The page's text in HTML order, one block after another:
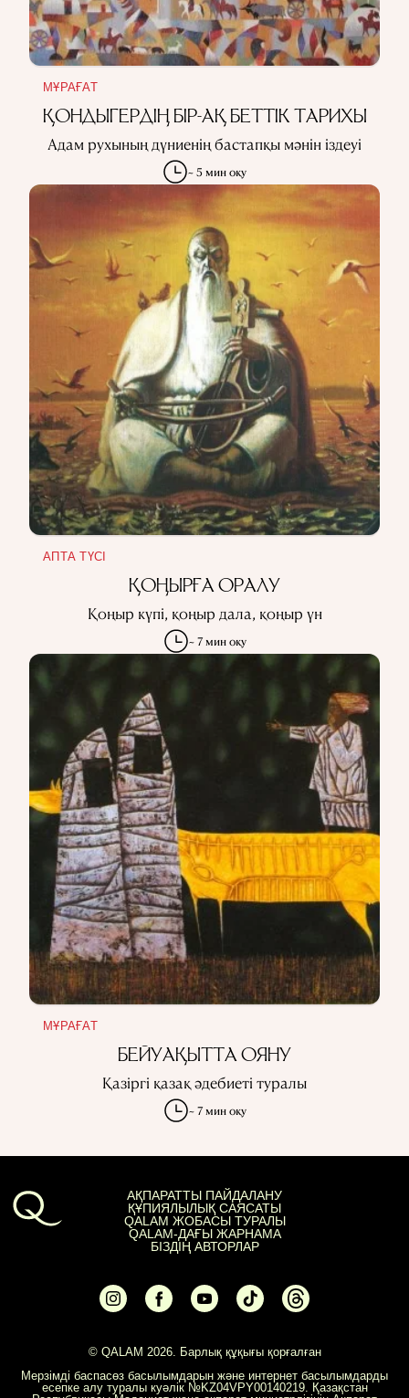
МҰРАҒАТ
ҚОНДЫГЕРДІҢ БІР-АҚ БЕТТІК ТАРИХЫ
Адам рухының дүниенің бастапқы мәнін іздеуі
~ 5 мин оқу
АПТА ТҮСІ
ҚОҢЫРҒА ОРАЛУ
Қоңыр күпі, қоңыр дала, қоңыр үн
~ 7 мин оқу
МҰРАҒАТ
БЕЙУАҚЫТТА ОЯНУ
Қазіргі қазақ әдебиеті туралы
~ 7 мин оқу
АҚПАРАТТЫ ПАЙДАЛАНУ
ҚҰПИЯЛЫЛЫҚ САЯСАТЫ
QALAM ЖОБАСЫ ТУРАЛЫ
QALAM-ДАҒЫ ЖАРНАМА
БІЗДІҢ АВТОРЛАР
© QALAM 2026. Барлық құқығы қорғалған
Мерзімді баспасөз басылымдарын және интернет басылымдарды
есепке алу туралы куәлік №KZ04VPY00140219. Қазақстан